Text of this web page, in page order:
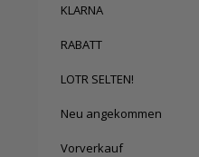
KLARNA
RABATT
LOTR SELTEN!
Neu angekommen
Vorverkauf